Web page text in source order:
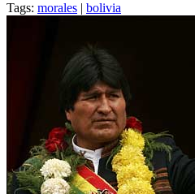
Tags: morales | bolivia